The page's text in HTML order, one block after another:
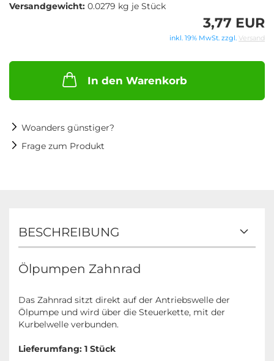
Versandgewicht: 0.0279 kg je Stück
3,77 EUR
inkl. 19% MwSt. zzgl. Versand
In den Warenkorb
Woanders günstiger?
Frage zum Produkt
BESCHREIBUNG
Ölpumpen Zahnrad
Das Zahnrad sitzt direkt auf der Antriebswelle der
Ölpumpe und wird über die Steuerkette, mit der
Kurbelwelle verbunden.
Lieferumfang: 1 Stück